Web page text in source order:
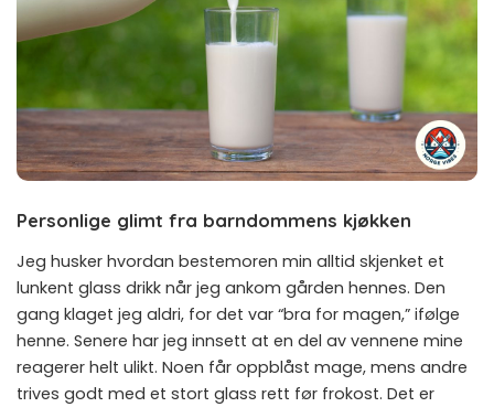
Personlige glimt fra barndommens kjøkken
Jeg husker hvordan bestemoren min alltid skjenket et
lunkent glass drikk når jeg ankom gården hennes. Den
gang klaget jeg aldri, for det var “bra for magen,” ifølge
henne. Senere har jeg innsett at en del av vennene mine
reagerer helt ulikt. Noen får oppblåst mage, mens andre
trives godt med et stort glass rett før frokost. Det er